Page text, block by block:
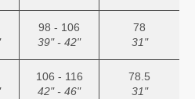
98 - 106
39" - 42"
78
31"
106 - 116
42" - 46"
78.5
31"